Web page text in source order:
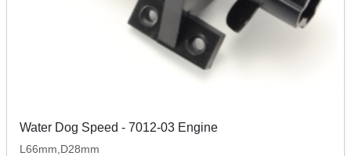
Water Dog Speed - 7012-03 Engine
L66mm,D28mm